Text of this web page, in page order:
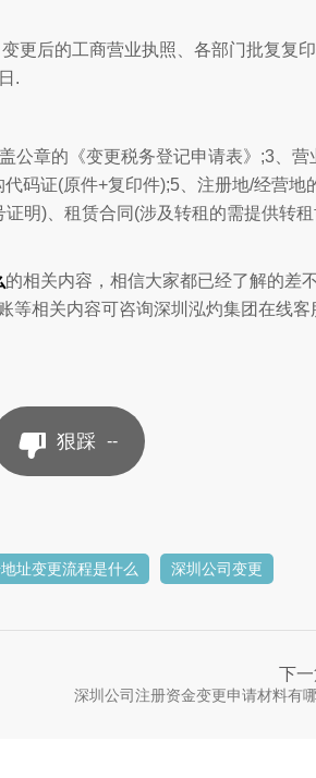
更后的工商营业执照、各部门批复复
.
公章的《变更税务登记申请表》;3、营
码证(原件+复印件);5、注册地/经营地
明)、租赁合同(涉及转租的需提供转
的相关内容，相信大家都已经了解的差
等相关内容可咨询深圳泓灼集团在线客
狠踩 --
址变更流程是什么 深圳公司变更
下一
深圳公司注册资金变更申请材料有